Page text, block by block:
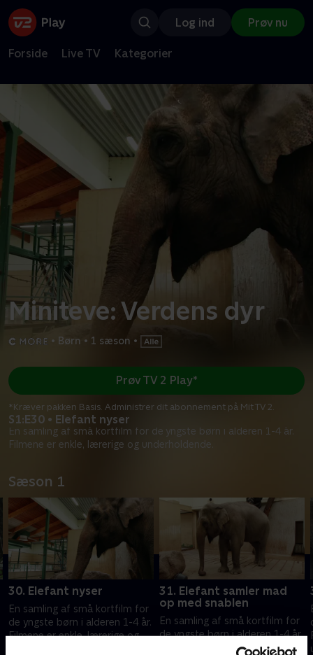
Log ind Prøv nu
Forside Live TV Kategorier
Miniteve: Verdens dyr
• Børn • 1 sæson •
S1:E30 • Elefant nyser
En samling af små kortfilm for de yngste børn i alderen 1-4 år.
Filmene er enkle, lærerige og underholdende.
Prøv TV 2 Play*
*Kræver pakken Basis. Administrer dit abonnement på Mit TV 2.
Sæson 1
30. Elefant nyser
En samling af små kortfilm for
de yngste børn i alderen 1-4 år.
Filmene er enkle, lærerige og
31. Elefant samler mad
op med snablen
En samling af små kortfilm for
de yngste børn i alderen 1-4 år.
Filmene er enkle, lærerige og